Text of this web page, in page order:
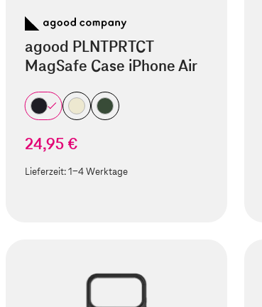
agood PLNTPRTCT
MagSafe Case iPhone Air
24,95 €
Lieferzeit:1-4 Werktage